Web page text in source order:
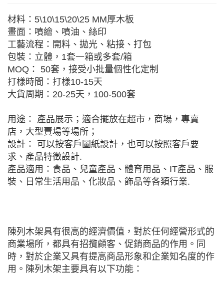
材料：5\10\15\20\25 MM厚木板
畫面：噴繪、噴油、絲印
工藝流程：開料、拋光、粘接、打包
包裝：立體，1套一箱或多套/箱
MOQ： 50套，接受小批量個性化定制
打樣時間：打樣10-15天
大貨周期：20-25天，100-500套
用途： 產品展示；適合擺放在超市，商場，專賣
店，大型賣場等場所；
設計： 可以按客戶圖紙設計，也可以按照客戶要
求、產品特徵設計.
產品適用：食品、兒童產品、體育用品、IT產品、服
裝、日常生活用品、化妝品、飾品等各類行業.
陳列木架具有很高的經濟價值，對於任何經營形式的
商業場所，都具有招攬顧客、促銷商品的作用。同
時，對於企業又具有提高商品形象和企業知名度的作
用。陳列木架主要具有以下功能：